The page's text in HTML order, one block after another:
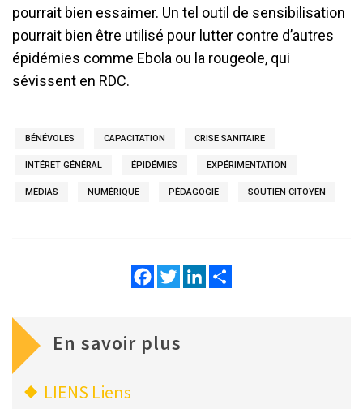
pourrait bien essaimer. Un tel outil de sensibilisation
pourrait bien être utilisé pour lutter contre d’autres
épidémies comme Ebola ou la rougeole, qui
sévissent en RDC.
BÉNÉVOLES CAPACITATION CRISE SANITAIRE
INTÉRET GÉNÉRAL ÉPIDÉMIES EXPÉRIMENTATION
MÉDIAS NUMÉRIQUE PÉDAGOGIE SOUTIEN CITOYEN
FacebookTwitterLinkedIn
En savoir plus
LIENS Liens